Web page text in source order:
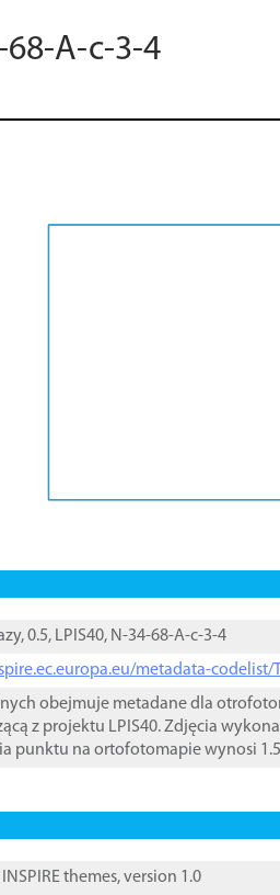
68-A-c-3-4
0.5, LPIS40, N-34-68-A-c-3-4
metadata-codelist/
obejmuje metadane dla
z projektu LPIS40. Zdjęcia
punktu na ortofotomapie wynosi
INSPIRE themes, version 1.0